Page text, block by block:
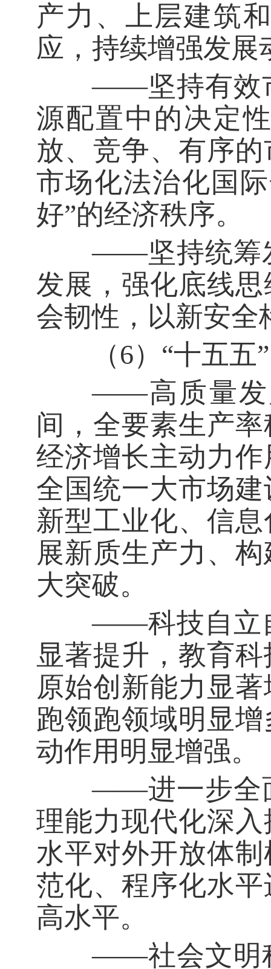
产力、上层建筑
应，持续增强发展
——坚持有效市
源配置中的决定
放、竞争、有序
市场化法治化国
好”的经济秩序。
——坚持统筹发
发展，强化底线
会韧性，以新安全
（6）“十五五”
——高质量发展
间，全要素生产
经济增长主动力
全国统一大市场
新型工业化、信
展新质生产力、
大突破。
——科技自立自
显著提升，教育
原始创新能力显
跑领跑领域明显
动作用明显增强。
——进一步全面
理能力现代化深
水平对外开放体
范化、程序化水
高水平。
——社会文明程